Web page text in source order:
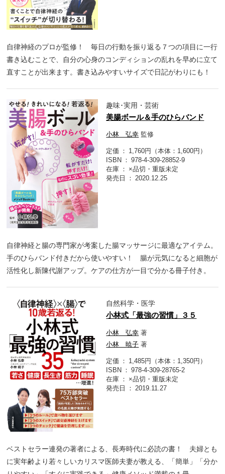
自律神経のプロが監修！ 毎日の行動を振り返る７つの項目に一行
書き込むことで、自分の心身のコンディションの乱れを早めに立て
直すことが出来ます。書き込みやすいサイズで日記がわりにも！
趣味･実用・芸術
美腸ボール＆手のひらバンド
小林 弘幸 監修
定価
1,760円（本体：1,600円）
ISBN
978-4-309-28852-9
在庫
×品切・重版未定
発売日
2020.12.25
自律神経と腸の専門家が考案した腸マッサージに最適なアイテム。
手のひらバンド付きだから使いやすい！ 腸が元気になると細胞が
活性化し新陳代謝アップ。ケアの仕方が一目で分かる冊子付き。
自然科学・医学
小林式「最強の習慣」３５
小林 弘幸 著
小林 暁子 著
定価
1,485円（本体：1,350円）
ISBN
978-4-309-28765-2
在庫
×品切・重版未定
発売日
2019.11.27
ベストセラー連発の著者による、長寿時代に必読の書！ 夫婦とも
に実年齢より若々しいカリスマ医師夫妻が教える、「簡単」「分か